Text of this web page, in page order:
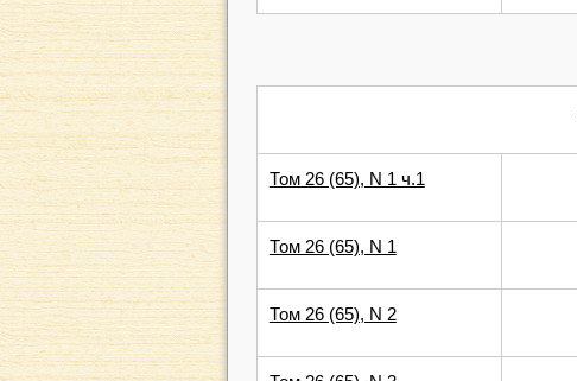
Том 26 (65), N 1 ч.1
Том 26 (65), N 1
Том 26 (65), N 2